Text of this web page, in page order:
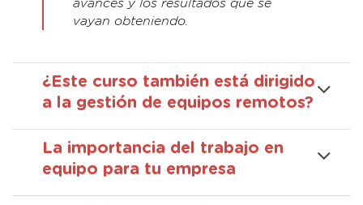
avances y los resultados que se
vayan obteniendo.
¿Este curso también está dirigido
a la gestión de equipos remotos?
La importancia del trabajo en
equipo para tu empresa